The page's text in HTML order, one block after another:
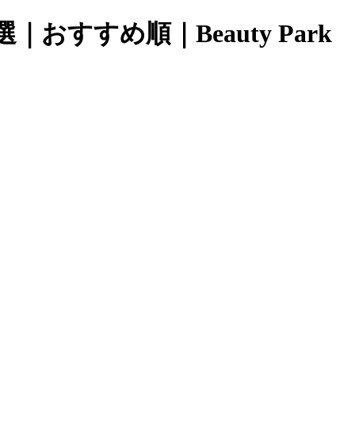
｜おすすめ順｜Beauty Park